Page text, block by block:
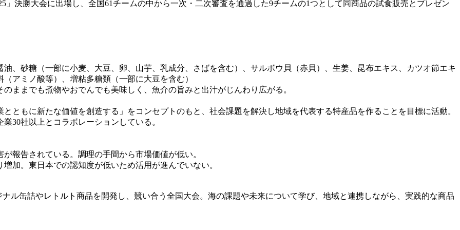
決勝大会に出場し、全国61チームの中から一次・二次審査を通過した9チームの1つとして同商品の試食販売とプレゼン
、砂糖（一部に小麦、大豆、卵、山芋、乳成分、さばを含む）、サルボウ貝（赤貝）、生姜、昆布エキス、カツオ節エキ
アミノ酸等）、増粘多糖類（一部に大豆を含む）
ままでも煮物やおでんでも美味しく、魚介の旨みと出汁がじんわり広がる。
もに新たな価値を創造する」をコンセプトのもと、社会課題を解決し地域を代表する特産品を作ることを目標に活動。
30社以上とコラボレーションしている。
告されている。調理の手間から市場価値が低い。
。東日本での認知度が低いため活用が進んでいない。
缶詰やレトルト商品を開発し、競い合う全国大会。海の課題や未来について学び、地域と連携しながら、実践的な商品